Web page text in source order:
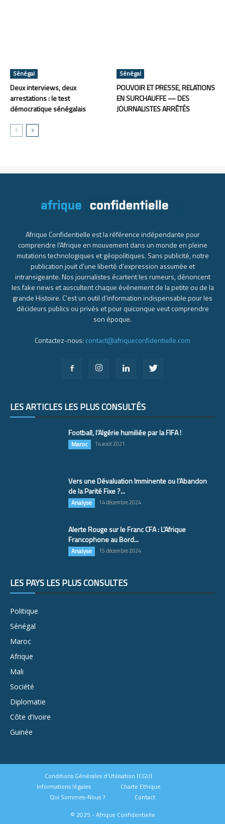
Sénégal
Deux interviews, deux
arrestations : le test
démocratique sénégalais
Sénégal
POUVOIR ET PRESSE, RELATIONS
EN SURCHAUFFE — DES
JOURNALISTES ARRÊTÉS
Afrique Confidentielle est la référence indépendante pour
comprendre l’Afrique en mouvement dans un monde en pleine
mutations technologiques et géopolitiques. Sans publicité, notre
publication jouit d’une liberté d’expression assumée et
intransigeante. Nos journalistes écartent les rumeurs, dénoncent
les fake news et auscultent chaque événement de la petite ou de la
grande Histoire. C’est un outil d’information indispensable pour les
décideurs publics ou privés et pour quiconque veut comprendre
son époque.
Contactez-nous: contact@afriqueconfidentielle.com
LES ARTICLES LES PLUS CONSULTÉS
Football, l’Algérie humiliée par la FIFA !
Maroc 14 août 2021
Vers une Dévaluation Imminente ou l’Abandon
de la Parité Fixe ?...
Analyse 14 décembre 2024
Alerte Rouge sur le Franc CFA : L’Afrique
Francophone au Bord...
Analyse 15 décembre 2024
LES PAYS LES PLUS CONSULTÉS
Politique
Sénégal
Maroc
Afrique
Mali
Société
Diplomatie
Côte d’Ivoire
Guinée
Conditions Générales d’Utilisation (CGU)
Informations légales
Charte Ethique
Qui Sommes-Nous ?
Contact
© 2025 - Afrique Confidentielle